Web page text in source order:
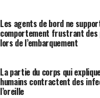
Les agents de bord ne
comportement frustrant des
lors de l’embarquement
La partie du corps qui
humains contractent des
l’oreille